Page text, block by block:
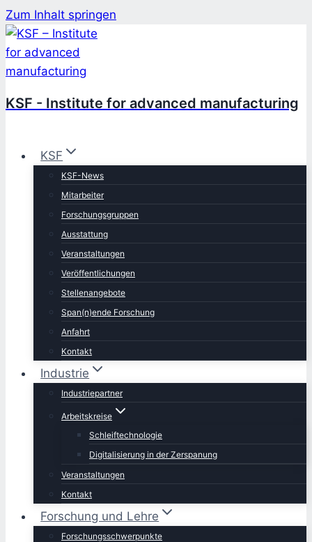
Zum Inhalt springen
KSF - Institute for advanced manufacturing
KSF
KSF-News
Mitarbeiter
Forschungsgruppen
Ausstattung
Veranstaltungen
Veröffentlichungen
Stellenangebote
Span(n)ende Forschung
Anfahrt
Kontakt
Industrie
Industriepartner
Arbeitskreise
Schleiftechnologie
Digitalisierung in der Zerspanung
Veranstaltungen
Kontakt
Forschung und Lehre
Forschungsschwerpunkte